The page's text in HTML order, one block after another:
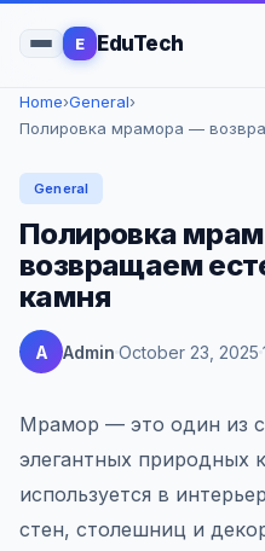
E EduTech
Home›General›
Полировка мрамора —
General
Полировка
возвращаем
камня
A Admin October 23, 2025
Мрамор — это один из
элегантных природных
используется в
стен, столешниц и